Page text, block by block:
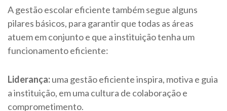
A gestão escolar eficiente também segue alguns
pilares básicos, para garantir que todas as áreas
atuem em conjunto e que a instituição tenha um
funcionamento eficiente:
Liderança:uma gestão eficiente inspira, motiva e guia
a instituição, em uma cultura de colaboração e
comprometimento.